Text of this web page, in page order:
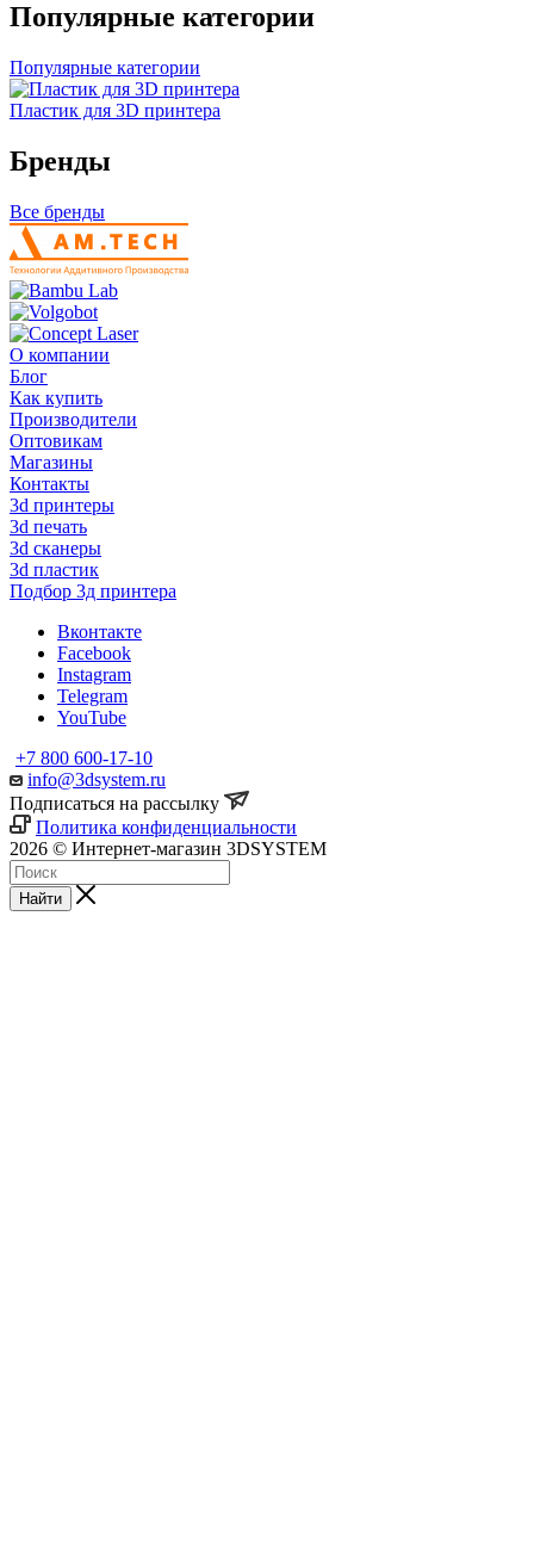
Популярные категории
Популярные категории
Пластик для 3D принтера
Бренды
Все бренды
О компании
Блог
Как купить
Производители
Оптовикам
Магазины
Контакты
3d принтеры
3d печать
3d сканеры
3d пластик
Подбор 3д принтера
Вконтакте
Facebook
Instagram
Telegram
YouTube
+7 800 600-17-10
info@3dsystem.ru
Подписаться на рассылку
Политика конфиденциальности
2026 © Интернет-магазин 3DSYSTEM
Найти